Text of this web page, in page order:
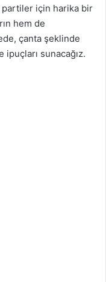
için harika bir
hem de
çanta şeklinde
ipuçları sunacağız.